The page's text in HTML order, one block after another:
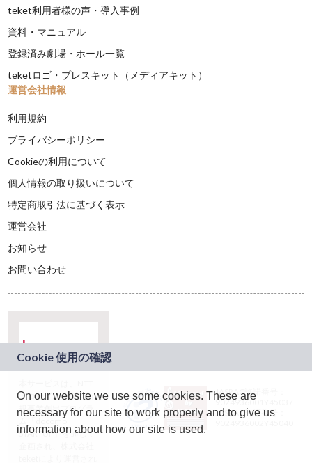
teket利用者様の声・導入事例
資料・マニュアル
登録済み劇場・ホール一覧
teketロゴ・プレスキット（メディアキット）
運営会社情報
利用規約
プライバシーポリシー
Cookieの利用について
個人情報の取り扱いについて
特定商取引法に基づく表示
運営会社
お知らせ
お問い合わせ
ドコモグループの新
規事業創出プログラ
ム「docomo
STARTUP」を通じて
JASRAC許諾番号：
9024936001Y45037
JASRAC許諾番号：
On our website we use some cookies. These are
necessary for our site to work properly and to give us
information about how our site is used.